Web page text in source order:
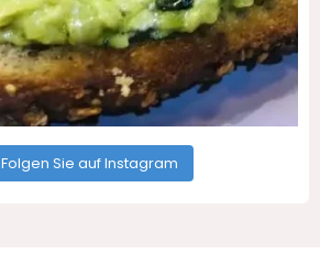
Folgen Sie auf Instagram